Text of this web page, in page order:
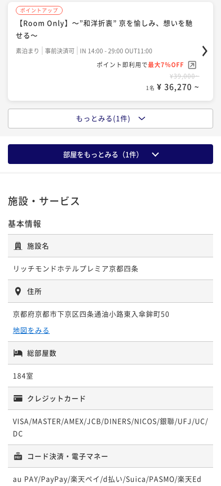
ポイントアップ
【Room Only】～”和洋折衷” 京を愉しみ、想いを馳
せる～
素泊まり 事前決済可
IN 14:00 - 29:00 OUT11:00
ポイント即利用で最大7％OFF
¥39,000~
1名 ¥ 36,270 ~
【Breakfast Included】～ほっとする”京都のごは
ん”と、少しお洒落な”京イタリアン”～
事前決済可
IN 14:00 - 29:00 OUT11:00
もっとみる(1件)
部屋をもっとみる（1件）
施設・サービス
基本情報
施設名
リッチモンドホテルプレミア京都四条
住所
京都府京都市下京区四条通油小路東入傘鉾町50
地図をみる
総部屋数
184室
クレジットカード
VISA/MASTER/AMEX/JCB/DINERS/NICOS/銀聯/UFJ/UC/
DC
コード決済・電子マネー
au PAY/PayPay/楽天ペイ/d払い/Suica/PASMO/楽天Ed